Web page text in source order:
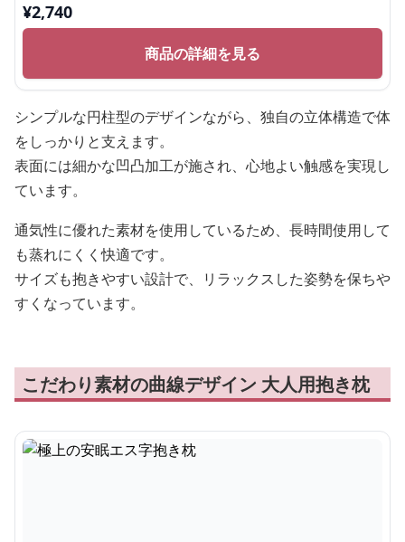
¥2,740
商品の詳細を見る
シンプルな円柱型のデザインながら、独自の立体構造で体
をしっかりと支えます。
表面には細かな凹凸加工が施され、心地よい触感を実現し
ています。
通気性に優れた素材を使用しているため、長時間使用して
も蒸れにくく快適です。
サイズも抱きやすい設計で、リラックスした姿勢を保ちや
すくなっています。
こだわり素材の曲線デザイン 大人用抱き枕